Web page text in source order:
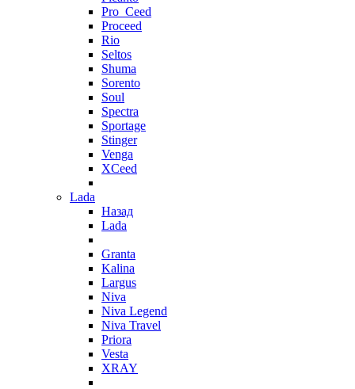
Pro_Ceed
Proceed
Rio
Seltos
Shuma
Sorento
Soul
Spectra
Sportage
Stinger
Venga
XCeed
Lada
Назад
Lada
Granta
Kalina
Largus
Niva
Niva Legend
Niva Travel
Priora
Vesta
XRAY